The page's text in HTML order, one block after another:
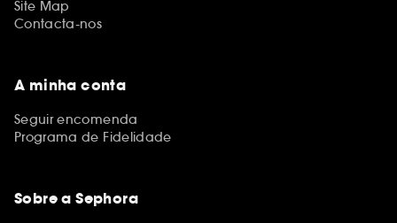
Site Map
Contacta-nos
A minha conta
Seguir encomenda
Programa de Fidelidade
Sobre a Sephora